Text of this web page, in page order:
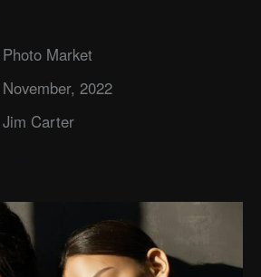
Photo Market
November, 2022
Jim Carter